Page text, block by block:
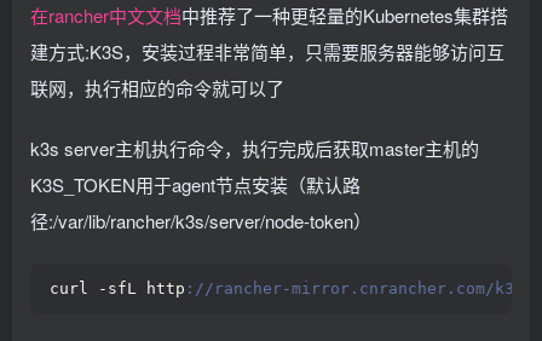
在rancher中文文档中推荐了一种更轻量的Kubernetes集群搭
建方式:K3S，安装过程非常简单，只需要服务器能够访问互
联网，执行相应的命令就可以了
k3s server主机执行命令，执行完成后获取master主机的
K3S_TOKEN用于agent节点安装（默认路
径:/var/lib/rancher/k3s/server/node-token）
curl -sfL http ://rancher-mirror.cnrancher.com/k3s/